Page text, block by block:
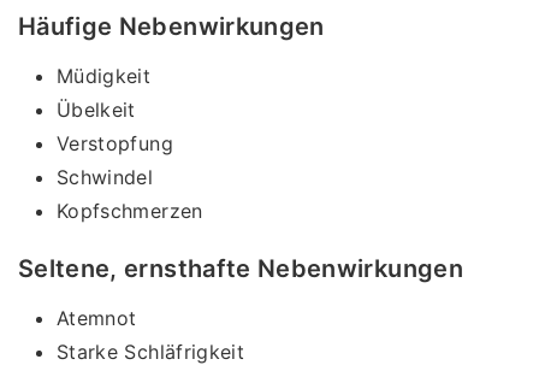
Häufige Nebenwirkungen
Müdigkeit
Übelkeit
Verstopfung
Schwindel
Kopfschmerzen
Seltene, ernsthafte Nebenwirkungen
Atemnot
Starke Schläfrigkeit